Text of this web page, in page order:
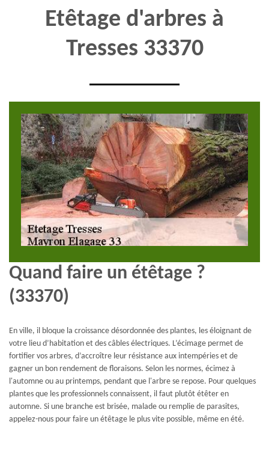
Etêtage d'arbres à
Tresses 33370
Quand faire un étêtage ?
(33370)
En ville, il bloque la croissance désordonnée des plantes, les éloignant de
votre lieu d’habitation et des câbles électriques. L’écimage permet de
fortifier vos arbres, d’accroître leur résistance aux intempéries et de
gagner un bon rendement de floraisons. Selon les normes, écimez à
l'automne ou au printemps, pendant que l'arbre se repose. Pour quelques
plantes que les professionnels connaissent, il faut plutôt étêter en
automne. Si une branche est brisée, malade ou remplie de parasites,
appelez-nous pour faire un étêtage le plus vite possible, même en été.